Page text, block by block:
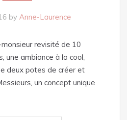
by Anne-Laurence
revisité de 10
une ambiance à la cool,
deux potes de créer et
un concept unique